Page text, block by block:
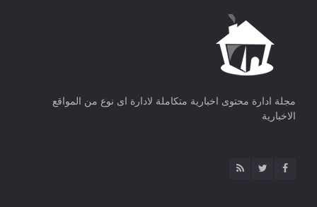
مجلة ادارة محتوى اخبارية متكاملة لادارة اى نوع من المواقع
الاخبارية